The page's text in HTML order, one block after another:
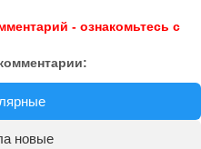
- ознакомьтесь с
новые